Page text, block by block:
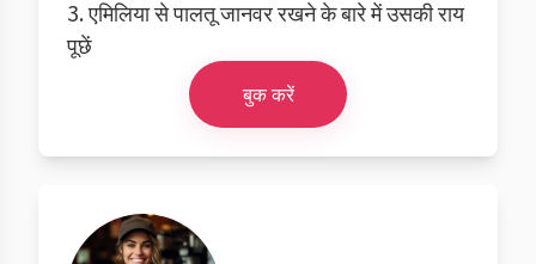
3. एमिलिया से पालतू जानवर रखने के बारे में उसकी राय
पूछें
बुक करें